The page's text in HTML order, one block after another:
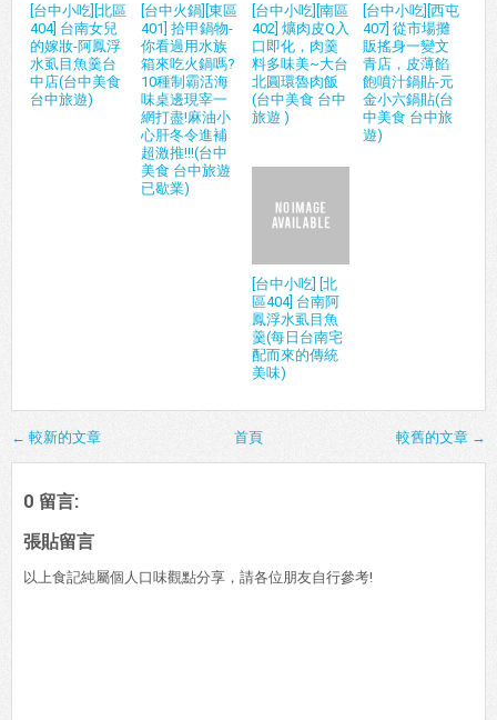
[台中小吃][北區
404] 台南女兒
的嫁妝-阿鳳浮
水虱目魚羹台
中店(台中美食
台中旅遊)
[台中火鍋][東區
401] 拾甲鍋物-
你看過用水族
箱來吃火鍋嗎?
10種制霸活海
味桌邊現宰一
網打盡!麻油小
心肝冬令進補
超激推!!!(台中
美食 台中旅遊
已歇業)
[台中小吃][南區
402] 爌肉皮Q入
口即化，肉羹
料多味美~大台
北圓環魯肉飯
(台中美食 台中
旅遊 )
[台中小吃][西屯
407] 從市場攤
販搖身一變文
青店，皮薄餡
飽噴汁鍋貼-元
金小六鍋貼(台
中美食 台中旅
遊)
[台中小吃] [北
區404] 台南阿
鳳浮水虱目魚
羹(每日台南宅
配而來的傳統
美味)
← 較新的文章 較舊的文章 →
首頁
0 留言:
張貼留言
以上食記純屬個人口味觀點分享，請各位朋友自行參考!